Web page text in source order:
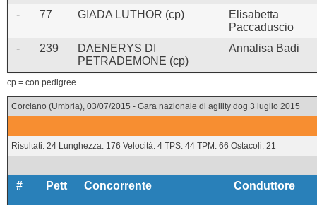
- 77 GIADA LUTHOR (cp)
Elisabetta
Paccaduscio
- 239
DAENERYS DI
PETRADEMONE (cp)
Annalisa Badi
cp = con pedigree
Corciano (Umbria), 03/07/2015 - Gara nazionale di agility dog 3 luglio 2015
Risultati: 24 Lunghezza: 176 Velocità: 4 TPS: 44 TPM: 66 Ostacoli: 21
# Pett Concorrente Conduttore